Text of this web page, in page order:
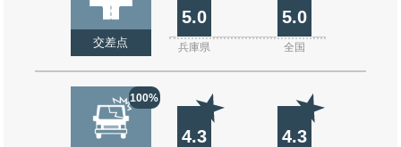
交差点
5.0 5.0
兵庫県 全国
100%
4.3 4.3